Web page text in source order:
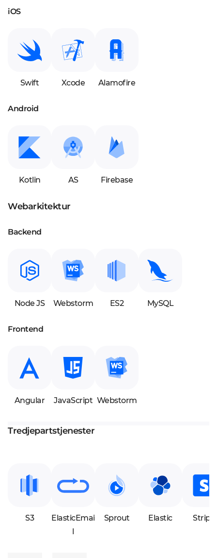
iOS
Swift Xcode Alamofire
Android
Kotlin AS Firebase
Webarkitektur
Backend
Node JS Webstorm ES2 MySQL
Frontend
Angular JavaScript Webstorm
Tredjepartstjenester
S3
ElasticEmai
l
Sprout Elastic Stripe